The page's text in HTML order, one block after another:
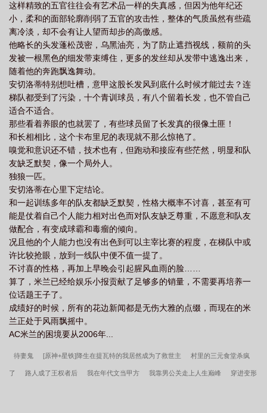
这样精致的五官往往会有艺术品一样的失真感，但因为他年纪还
小，柔和的面部轮廓削弱了五官的攻击性，整体的气质虽然有些疏
离冷淡，却不会有让人望而却步的高傲感。
他略长的头发蓬松茂密，乌黑油亮，为了防止遮挡视线，额前的头
发被一根黑色的细发带束缚住，更多的发丝却从发带中逃逸出来，
随着他的奔跑飘逸舞动。
安切洛蒂特别想吐槽，意甲这股长发风到底什么时候才能过去？连
梯队都受到了污染，十个青训球员，有八个留着长发，也不管自己
适合不适合。
那些看着养眼的也就罢了，有些球员留了长发真的很像土匪！
和长相相比，这个卡布里尼的表现就不那么惊艳了。
嗅觉和意识还不错，技术也有，但跑动和接应有些茫然，明显和队
友缺乏默契，像一个局外人。
独狼一匹。
安切洛蒂在心里下定结论。
和一起训练多年的队友都缺乏默契，性格大概率不讨喜，甚至有可
能是仗着自己个人能力相对出色而对队友缺乏尊重，不愿意和队友
做配合，有变成球霸和毒瘤的倾向。
况且他的个人能力也没有出色到可以主宰比赛的程度，在梯队中或
许比较抢眼，放到一线队中便不值一提了。
不讨喜的性格，再加上早晚会引起腥风血雨的脸……
算了，米兰已经给娱乐小报贡献了足够多的销量，不需要再培养一
位话题王子了。
成绩好的时候，所有的花边新闻都是无伤大雅的点缀，而现在的米
兰正处于风雨飘摇中。
AC米兰的困境要从2006年...
待妻鬼 [原神+星铁]降生在提瓦特的我居然成为了救世主 村里的三元食堂杀疯
了 路人成了王权者后 我在年代文当甲方 我靠男公关走上人生巅峰 穿进变形